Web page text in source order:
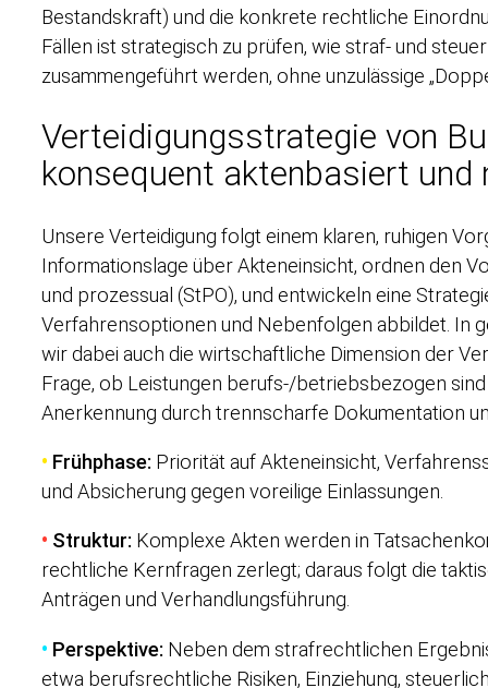
Bestandskraft) und die konkrete rechtliche
Fällen ist strategisch zu prüfen, wie straf- und
zusammengeführt werden, ohne unzulässige
Verteidigungsstrategie von
konsequent aktenbasiert
Unsere Verteidigung folgt einem klaren, ruhigen
Informationslage über Akteneinsicht, ordnen den
und prozessual (StPO), und entwickeln eine
Verfahrensoptionen und Nebenfolgen abbildet. In
wir dabei auch die wirtschaftliche Dimension der
Frage, ob Leistungen berufs-/betriebsbezogen
Anerkennung durch trennscharfe Dokumentation
• Frühphase: Priorität auf Akteneinsicht,
und Absicherung gegen voreilige Einlassungen.
• Struktur: Komplexe Akten werden in
rechtliche Kernfragen zerlegt; daraus folgt die
Anträgen und Verhandlungsführung.
• Perspektive: Neben dem strafrechtlichen
etwa berufsrechtliche Risiken, Einziehung,